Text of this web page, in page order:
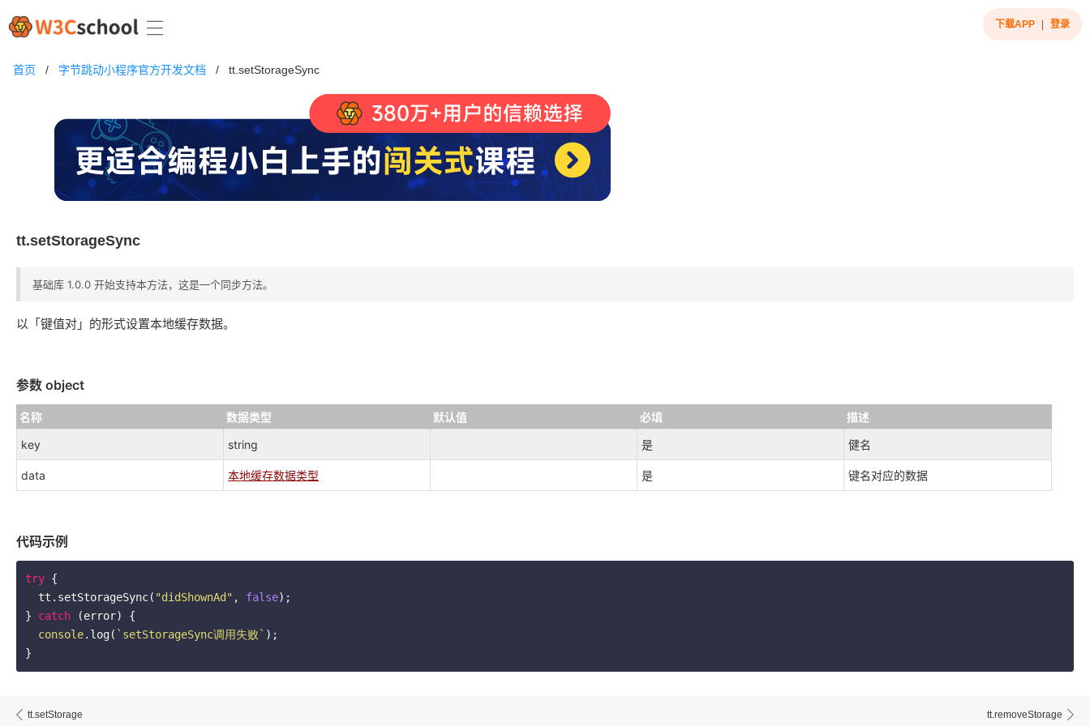
下载APP 登录
首页 / 字节跳动小程序官方开发文档 / tt.setStorageSync
tt.setStorageSync
基础库 1.0.0 开始支持本方法，这是一个同步方法。
以「键值对」的形式设置本地缓存数据。
参数 object
名称 数据类型 默认值 必填
描述
key
string 是 健名
data 本地缓存数据类型 是 键名对应的数据
代码示例
try {
  tt.setStorageSync(
"didShownAd" , false);
} catch (error) {
console.log( `setStorageSync调用失败` );
}
tt.setStorage tt.removeStorage